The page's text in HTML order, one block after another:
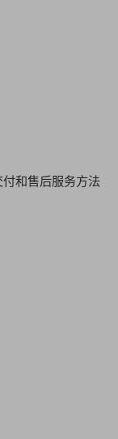
和售后服务方法